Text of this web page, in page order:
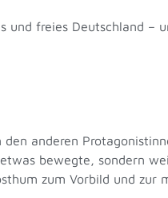
und freies Deutschland
anderen
bewegte, sondern
zum Vorbild und zur